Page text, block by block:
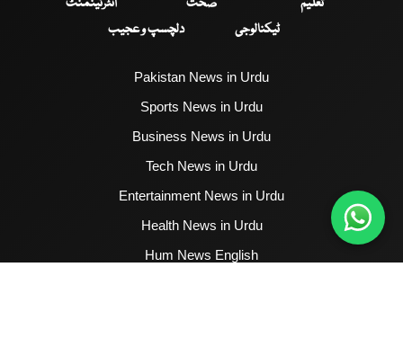
ٹیکنالوجی
دلچسپ و عجیب
Pakistan News in Urdu
Sports News in Urdu
Business News in Urdu
Tech News in Urdu
Entertainment News in Urdu
Health News in Urdu
Hum News English